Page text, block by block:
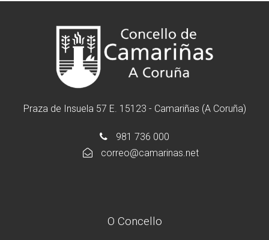
Praza de Insuela 57 E. 15123 - Camariñas (A Coruña)
981 736 000
correo@camarinas.net
O Concello